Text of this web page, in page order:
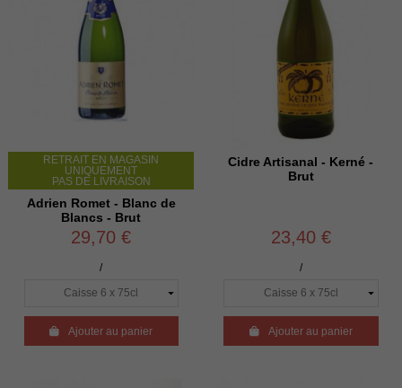
RETRAIT EN MAGASIN
UNIQUEMENT
PAS DE LIVRAISON
Adrien Romet - Blanc de
Blancs - Brut
29,70 €
/
Ajouter au panier
Cidre Artisanal - Kerné -
Brut
23,40 €
/
Ajouter au panier